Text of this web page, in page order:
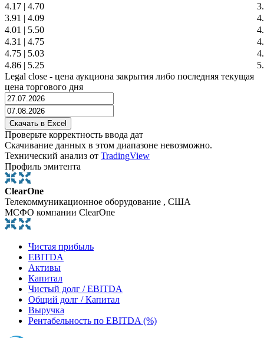
4.17 | 4.70
3.91 | 4.09
4.01 | 5.50
4.31 | 4.75
4.75 | 5.03
4.86 | 5.25
Legal close - цена аукциона закрытия либо последняя текущая
цена торгового дня
Проверьте корректность ввода дат
Скачивание данных в этом диапазоне невозможно.
Технический анализ от TradingView
Профиль эмитента
ClearOne
Телекоммуникационное оборудование , США
МСФО компании ClearOne
Чистая прибыль
EBITDA
Активы
Капитал
Чистый долг / EBITDA
Общий долг / Капитал
Выручка
Рентабельность по EBITDA (%)